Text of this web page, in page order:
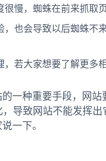
很慢，蜘蛛在前来抓取
也会导致以后蜘蛛不
大家想要了解更多相
一种重要手段，网
导致网站不能发挥
一下。